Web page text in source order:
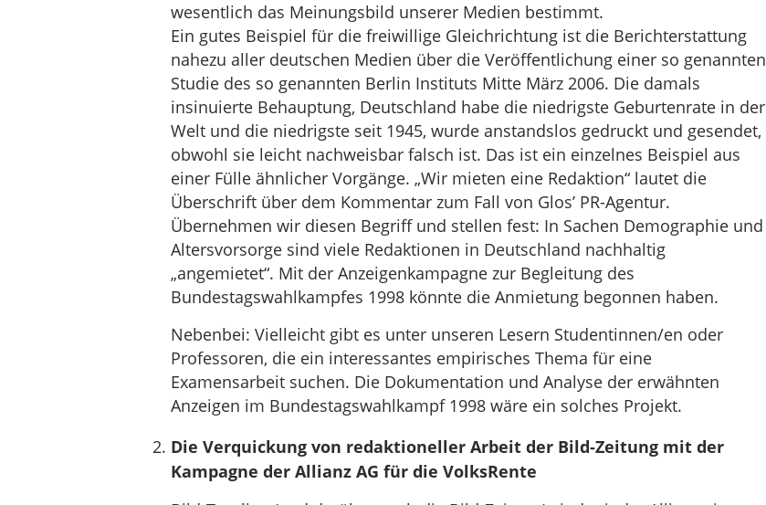
wesentlich das Meinungsbild unserer Medien bestimmt.
Ein gutes Beispiel für die freiwillige Gleichrichtung ist die Berichterstattung
nahezu aller deutschen Medien über die Veröffentlichung einer so genannten
Studie des so genannten Berlin Instituts Mitte März 2006. Die damals
insinuierte Behauptung, Deutschland habe die niedrigste Geburtenrate in der
Welt und die niedrigste seit 1945, wurde anstandslos gedruckt und gesendet,
obwohl sie leicht nachweisbar falsch ist. Das ist ein einzelnes Beispiel aus
einer Fülle ähnlicher Vorgänge. „Wir mieten eine Redaktion“ lautet die
Überschrift über dem Kommentar zum Fall von Glos’ PR-Agentur.
Übernehmen wir diesen Begriff und stellen fest: In Sachen Demographie und
Altersvorsorge sind viele Redaktionen in Deutschland nachhaltig
„angemietet“. Mit der Anzeigenkampagne zur Begleitung des
Bundestagswahlkampfes 1998 könnte die Anmietung begonnen haben.
Nebenbei: Vielleicht gibt es unter unseren Lesern Studentinnen/en oder
Professoren, die ein interessantes empirisches Thema für eine
Examensarbeit suchen. Die Dokumentation und Analyse der erwähnten
Anzeigen im Bundestagswahlkampf 1998 wäre ein solches Projekt.
Die Verquickung von redaktioneller Arbeit der Bild-Zeitung mit der
Kampagne der Allianz AG für die VolksRente